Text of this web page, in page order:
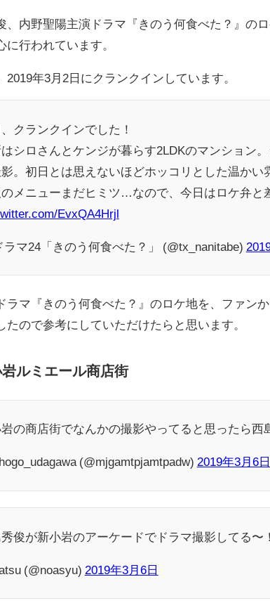
、内野聖陽主演ドラマ『きのう何食べた？』の
に行われています。
2019年3月2日にクランクインしています。
クランクインでした！
シロさんとケンジが暮らす2LDKのマンション
影。初日とは思えないほどホッコリとした温か
のメニューまだヒミツ…なので、今日はロケ弁と
EvxQA4Hrjl
マ24「きのう何食べた？」 (@tx_nanitabe)
ラマ『きのう何食べた？』のロケ地を、ファン
たので参考にしていただけたらと思います。
ルミエール商店街
の商店街でなんかの撮影やってると思ったら西
(@mjgamtpjamtpadw) 2019年3月6日
俊が新小岩のアーケードでドラマ撮影してる〜
(@noasyu) 2019年3月6日